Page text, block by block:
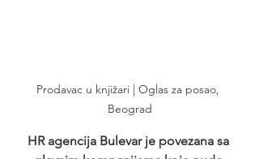
Prodavac u knjižari | Oglas za posao,
Beograd
HR agencija Bulevar je povezana sa